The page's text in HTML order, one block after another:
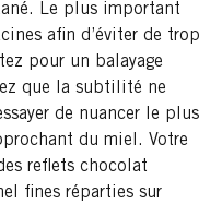
Le plus important
afin d’éviter de trop
pour un balayage
que la subtilité ne
de nuancer le plus
du miel. Votre
reflets chocolat
fines réparties sur